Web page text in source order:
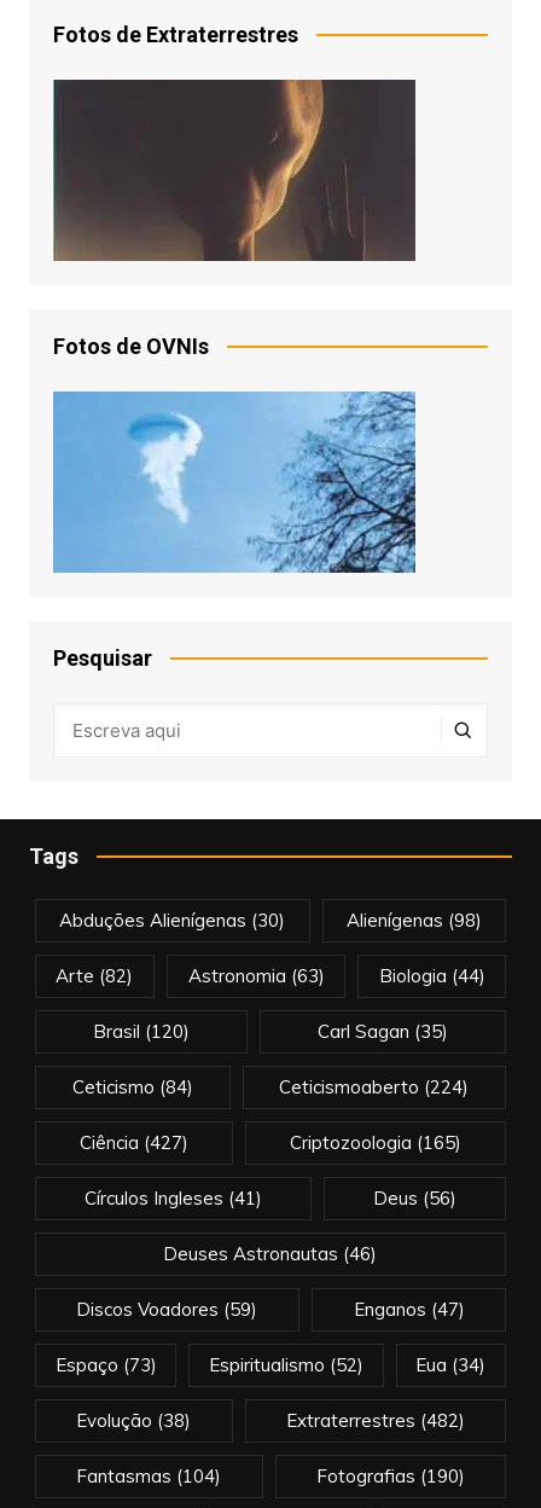
Fotos de Extraterrestres
Fotos de OVNIs
Pesquisar
Tags
Abduções Alienígenas (30) Alienígenas (98)
Arte (82) Astronomia (63) Biologia (44)
Brasil (120) Carl Sagan (35)
Ceticismo (84) Ceticismoaberto (224)
Ciência (427) Criptozoologia (165)
Círculos Ingleses (41) Deus (56)
Deuses Astronautas (46)
Discos Voadores (59) Enganos (47)
Espaço (73) Espiritualismo (52) Eua (34)
Evolução (38) Extraterrestres (482)
Fantasmas (104) Fotografias (190)